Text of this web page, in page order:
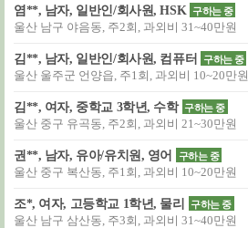
염**, 남자, 일반인/회사원, HSK 구하는 중
울산 남구 야음동, 주2회, 과외비 31~40만원
김**, 남자, 일반인/회사원, 컴퓨터 구하는 중
울산 울주군 언양읍, 주1회, 과외비 10~20만원
김**, 여자, 중학교 3학년, 수학 구하는 중
울산 중구 유곡동, 주2회, 과외비 21~30만원
권**, 남자, 유아/유치원, 영어 구하는 중
울산 중구 복산동, 주1회, 과외비 10~20만원
조*, 여자, 고등학교 1학년, 물리 구하는 중
울산 남구 삼산동, 주3회, 과외비 31~40만원